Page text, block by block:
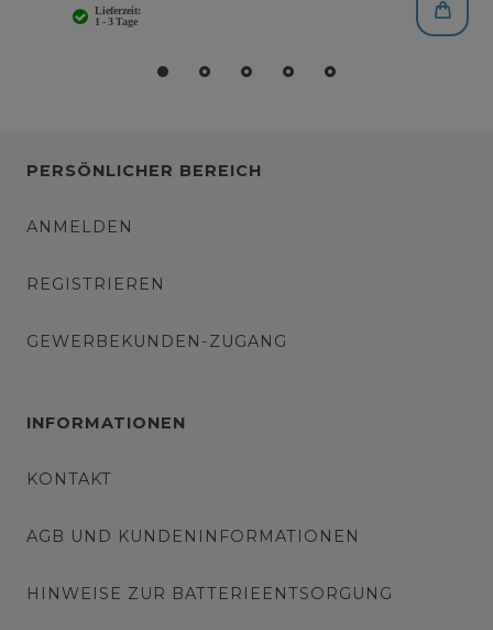
PERSÖNLICHER BEREICH
ANMELDEN
REGISTRIEREN
GEWERBEKUNDEN-ZUGANG
INFORMATIONEN
KONTAKT
AGB UND KUNDENINFORMATIONEN
HINWEISE ZUR BATTERIEENTSORGUNG